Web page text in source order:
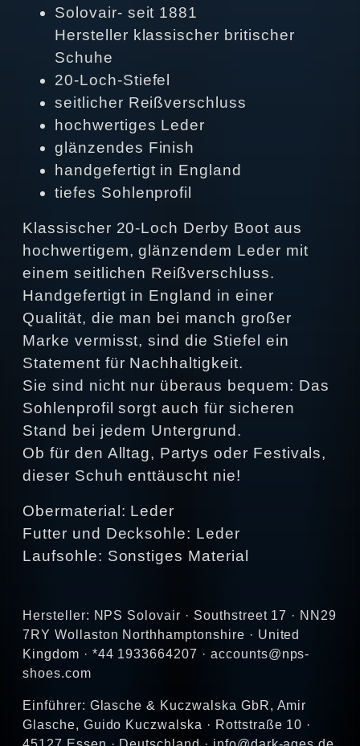
Solovair- seit 1881
Hersteller klassischer britischer
Schuhe
20-Loch-Stiefel
seitlicher Reißverschluss
hochwertiges Leder
glänzendes Finish
handgefertigt in England
tiefes Sohlenprofil
Klassischer 20-Loch Derby Boot aus
hochwertigem, glänzendem Leder mit
einem seitlichen Reißverschluss.
Handgefertigt in England in einer
Qualität, die man bei manch großer
Marke vermisst, sind die Stiefel ein
Statement für Nachhaltigkeit.
Sie sind nicht nur überaus bequem: Das
Sohlenprofil sorgt auch für sicheren
Stand bei jedem Untergrund.
Ob für den Alltag, Partys oder Festivals,
dieser Schuh enttäuscht nie!
Obermaterial: Leder
Futter und Decksohle: Leder
Laufsohle: Sonstiges Material
Hersteller: NPS Solovair · Southstreet 17 · NN29
7RY Wollaston Northhamptonshire · United
Kingdom · *44 1933664207 · accounts@nps-
shoes.com
Einführer: Glasche & Kuczwalska GbR, Amir
Glasche, Guido Kuczwalska · Rottstraße 10 ·